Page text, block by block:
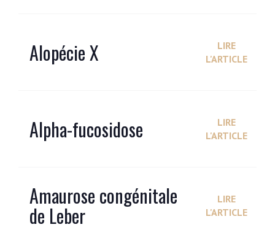
Alopécie X
LIRE
L'ARTICLE
Alpha-fucosidose
LIRE
L'ARTICLE
Amaurose congénitale
de Leber
LIRE
L'ARTICLE